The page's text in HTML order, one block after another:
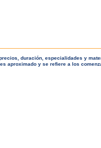
duración, especialidades y
aproximado y se refiere a los